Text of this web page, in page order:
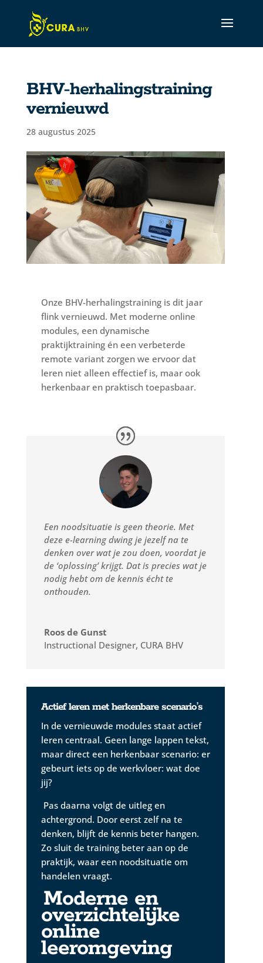
BHV-herhalingstraining
vernieuwd
28 augustus 2025
Onze BHV-herhalingstraining is dit jaar
flink vernieuwd. Met moderne online
modules, een dynamische
praktijktraining én een verbeterde
remote variant zorgen we ervoor dat
leren niet alleen effectief is, maar ook
herkenbaar en praktisch toepasbaar.
Een noodsituatie is geen theorie. Met
deze e-learning dwing je jezelf na te
denken over wat je zou doen, voordat je
de ‘oplossing’ krijgt. Dat is precies wat je
nodig hebt om de kennis écht te
onthouden.
Roos de Gunst
Instructional Designer, CURA BHV
Actief leren met herkenbare scenario’s
In de vernieuwde modules staat actief
leren centraal. Geen lange lappen tekst,
maar direct een herkenbaar scenario: er
gebeurt iets op de werkvloer: wat doe
jij?
Pas daarna volgt de uitleg en
achtergrond. Door eerst zelf na te
denken, blijft de kennis beter hangen.
Zo sluit de training beter aan op de
praktijk, waar een noodsituatie om
handelen vraagt.
Moderne en
overzichtelijke
online
leeromgeving
CURA Assistant
Active